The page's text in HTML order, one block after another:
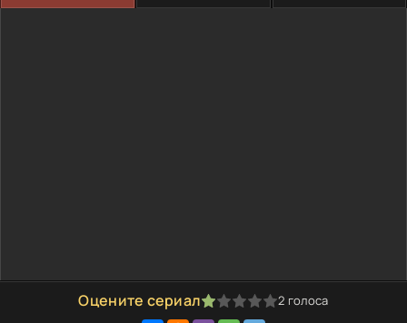
Оцените сериал
1 2 3 4 5 2 голоса